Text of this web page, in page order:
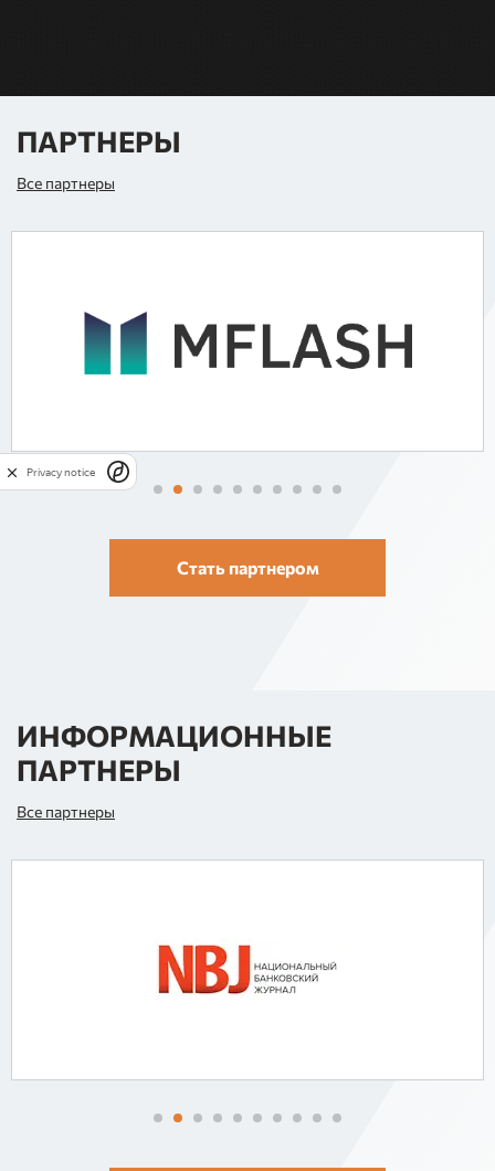
ПАРТНЕРЫ
Все партнеры
Стать партнером
ИНФОРМАЦИОННЫЕ
ПАРТНЕРЫ
Все партнеры
Privacy notice